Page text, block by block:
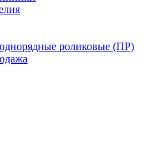
роликовые (ПР)